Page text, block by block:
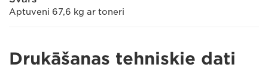
Aptuveni 67,6 kg ar toneri
Drukāšanas tehniskie dati